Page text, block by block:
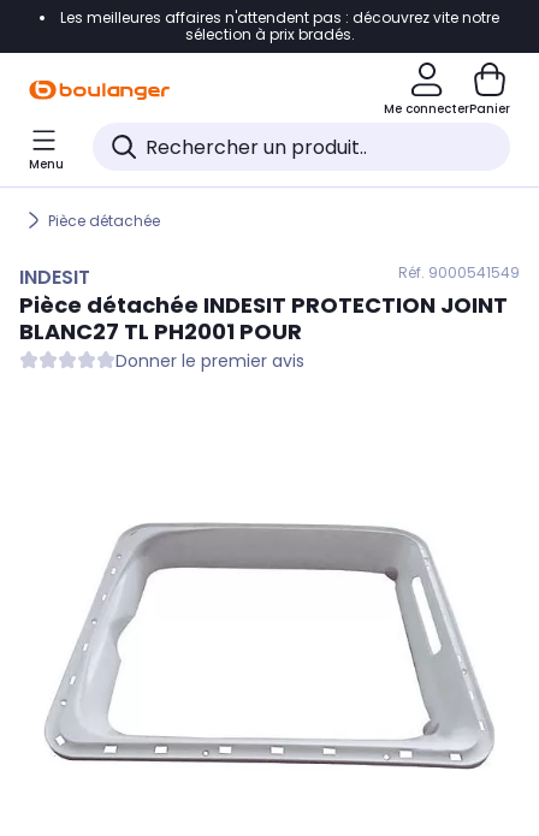
Accéder directement à la navigation
Accéder directement au pied de page
Accéder directement au chatbot
Les meilleures affaires n'attendent pas : découvrez vite notre
sélection à prix bradés.
Me connecterPanier
Menu
Pièce détachée
INDESIT Réf. 9000541549
Pièce détachée INDESIT PROTECTION JOINT
BLANC27 TL PH2001 POUR
Donner le premier avis